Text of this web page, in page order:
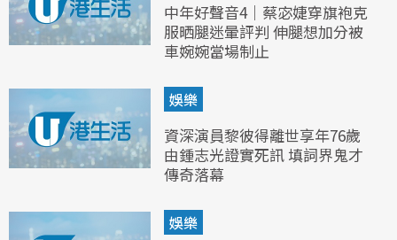
中年好聲音4｜蔡宓婕穿旗袍克
服晒腿迷暈評判 伸腿想加分被
車婉婉當場制止
娛樂
資深演員黎彼得離世享年76歲
由鍾志光證實死訊 填詞界鬼才
傳奇落幕
娛樂